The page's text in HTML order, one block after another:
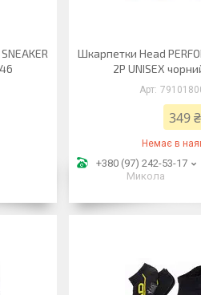
Шкарпетки Head
2P UNISEX
349 ₴
Немає в
+380 (97) 242-53-17
Микола